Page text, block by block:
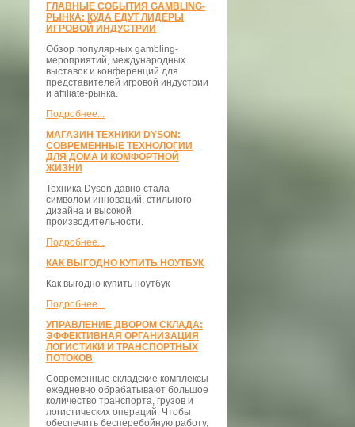
ГЛАВНЫЕ СОБЫТИЯ GAMBLING-
РЫНКА: КУДА ЕДУТ ЛИДЕРЫ
ИГРОВОЙ ИНДУСТРИИ
Обзор популярных gambling-
мероприятий, международных
выставок и конференций для
представителей игровой индустрии
и affiliate-рынка.
Подробнее...
МАГАЗИН ТЕХНИКИ DYSON:
СОВРЕМЕННЫЕ ТЕХНОЛОГИИ
ДЛЯ ДОМА И КОМФОРТНОЙ
ЖИЗНИ
Техника Dyson давно стала
символом инноваций, стильного
дизайна и высокой
производительности.
Подробнее...
КАК ВЫГОДНО КУПИТЬ НОУТБУК
Как выгодно купить ноутбук
Подробнее...
УПРАВЛЕНИЕ ДВОРОМ СКЛАДА:
ЭФФЕКТИВНАЯ ОРГАНИЗАЦИЯ
ЛОГИСТИКИ И ТРАНСПОРТНЫХ
ПОТОКОВ
Современные складские комплексы
ежедневно обрабатывают большое
количество транспорта, грузов и
логистических операций. Чтобы
обеспечить бесперебойную работу,